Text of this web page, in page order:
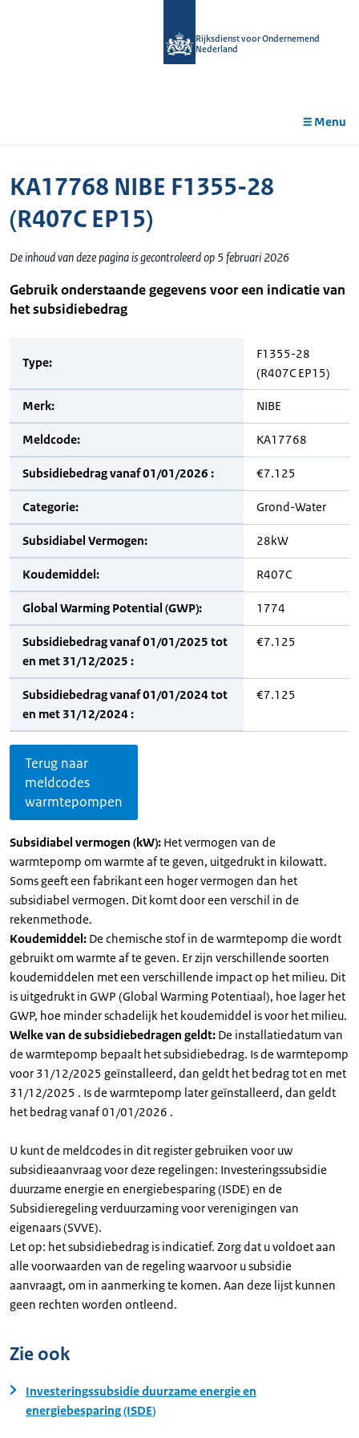
Rijksdienst voor Ondernemend
Nederland
Menu
KA17768 NIBE F1355-28
(R407C EP15)
De inhoud van deze pagina is gecontroleerd op 5 februari 2026
Gebruik onderstaande gegevens voor een indicatie van
het subsidiebedrag
Type:
F1355-28
(R407C EP15)
Merk: NIBE
Meldcode: KA17768
Subsidiebedrag vanaf 01/01/2026 : €7.125
Categorie: Grond-Water
Subsidiabel Vermogen: 28kW
Koudemiddel: R407C
Global Warming Potential (GWP): 1774
Subsidiebedrag vanaf 01/01/2025 tot
en met 31/12/2025 :
€7.125
Subsidiebedrag vanaf 01/01/2024 tot
en met 31/12/2024 :
€7.125
Terug naar
meldcodes
warmtepompen
Subsidiabel vermogen (kW): Het vermogen van de
warmtepomp om warmte af te geven, uitgedrukt in kilowatt.
Soms geeft een fabrikant een hoger vermogen dan het
subsidiabel vermogen. Dit komt door een verschil in de
rekenmethode.
Koudemiddel: De chemische stof in de warmtepomp die wordt
gebruikt om warmte af te geven. Er zijn verschillende soorten
koudemiddelen met een verschillende impact op het milieu. Dit
is uitgedrukt in GWP (Global Warming Potentiaal), hoe lager het
GWP, hoe minder schadelijk het koudemiddel is voor het milieu.
Welke van de subsidiebedragen geldt: De installatiedatum van
de warmtepomp bepaalt het subsidiebedrag. Is de warmtepomp
voor 31/12/2025 geïnstalleerd, dan geldt het bedrag tot en met
31/12/2025 . Is de warmtepomp later geïnstalleerd, dan geldt
het bedrag vanaf 01/01/2026 .
U kunt de meldcodes in dit register gebruiken voor uw
subsidieaanvraag voor deze regelingen: Investeringssubsidie
duurzame energie en energiebesparing (ISDE) en de
Subsidieregeling verduurzaming voor verenigingen van
eigenaars (SVVE).
Let op: het subsidiebedrag is indicatief. Zorg dat u voldoet aan
alle voorwaarden van de regeling waarvoor u subsidie
aanvraagt, om in aanmerking te komen. Aan deze lijst kunnen
geen rechten worden ontleend.
Zie ook
Investeringssubsidie duurzame energie en
energiebesparing (ISDE)